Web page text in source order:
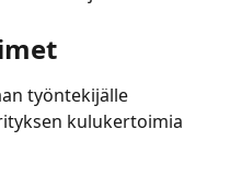
työntekijälle
kulukertoimia